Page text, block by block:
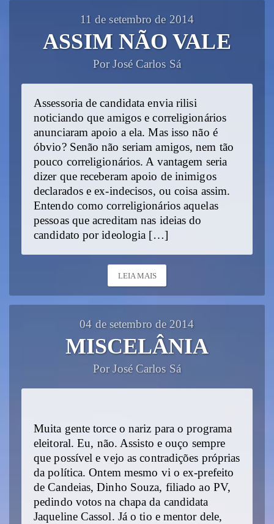
11 de setembro de 2014
ASSIM NÃO VALE
Por José Carlos Sá
Assessoria de candidata envia rilisi
noticiando que amigos e correligionários
anunciaram apoio a ela. Mas isso não é
óbvio? Senão não seriam amigos, nem tão
pouco correligionários. A vantagem seria
dizer que receberam apoio de inimigos
declarados e ex-indecisos, ou coisa assim.
Entendo como correligionários aquelas
pessoas que acreditam nas ideias do
candidato por ideologia […]
LEIA MAIS
04 de setembro de 2014
MISCELÂNIA
Por José Carlos Sá
Muita gente torce o nariz para o programa
eleitoral. Eu, não. Assisto e ouço sempre
que possível e vejo as contradições próprias
da política. Ontem mesmo vi o ex-prefeito
de Candeias, Dinho Souza, filiado ao PV,
pedindo votos na chapa da candidata
Jaqueline Cassol. Já o tio e mentor dele,